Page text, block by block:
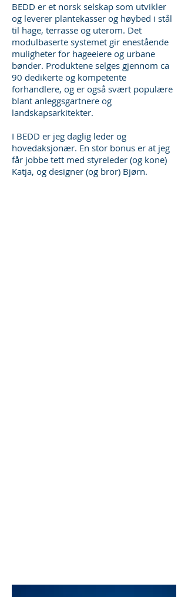
BEDD er et norsk selskap som utvikler
og leverer plantekasser og høybed i stål
til hage, terrasse og uterom. Det
modulbaserte systemet gir enestående
muligheter for hageeiere og urbane
bønder. Produktene selges gjennom ca
90 dedikerte og kompetente
forhandlere, og er også svært populære
blant anleggsgartnere og
landskapsarkitekter.
I BEDD er jeg daglig leder og
hovedaksjonær. En stor bonus er at jeg
får jobbe tett med styreleder (og kone)
Katja, og designer (og bror) Bjørn.